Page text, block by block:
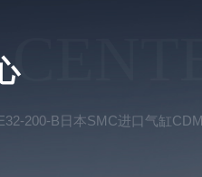
200-B日本SMC进口气缸